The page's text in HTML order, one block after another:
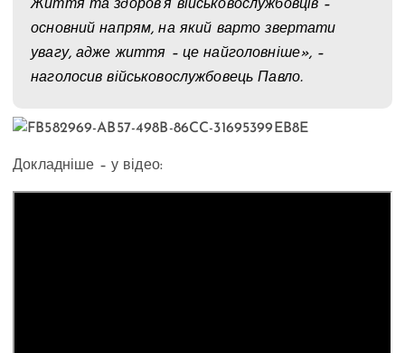
Життя та здоров’я військовослужбовців –
основний напрям, на який варто звертати
увагу, адже життя – це найголовніше», –
наголосив військовослужбовець Павло.
Докладніше – у відео: